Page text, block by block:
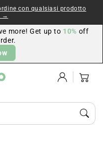
con qualsiasi prodotto
→
more! Get up to 10% off
Accedi Carrello
parafarmacia...